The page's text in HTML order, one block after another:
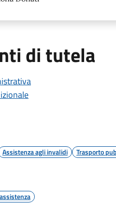
di tutela
Assistenza agli invalidi Trasporto